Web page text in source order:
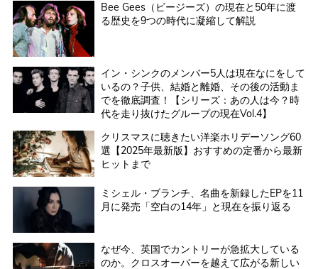
Bee Gees（ビージーズ）の現在と50年に渡
る歴史を9つの時代に凝縮して解説
イン・シンクのメンバー5人は現在なにをして
いるの？子供、結婚と離婚、その後の活動ま
でを徹底調査！【シリーズ：あの人は今？時
代を走り抜けたグループの現在Vol.4】
クリスマスに聴きたい洋楽ホリデーソング60
選【2025年最新版】おすすめの定番から最新
ヒットまで
ミシェル・ブランチ、名曲を新録したEPを11
月に発売「空白の14年」と現在を振り返る
なぜ今、英国でカントリーが急拡大している
のか。クロスオーバーを越えて広がる新しい